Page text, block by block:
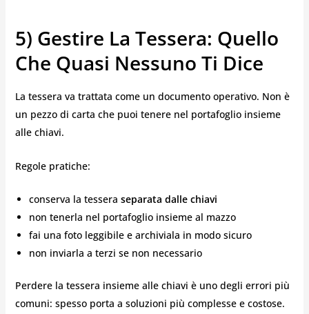
5) Gestire La Tessera: Quello
Che Quasi Nessuno Ti Dice
La tessera va trattata come un documento operativo. Non è
un pezzo di carta che puoi tenere nel portafoglio insieme
alle chiavi.
Regole pratiche:
conserva la tessera separata dalle chiavi
non tenerla nel portafoglio insieme al mazzo
fai una foto leggibile e archiviala in modo sicuro
non inviarla a terzi se non necessario
Perdere la tessera insieme alle chiavi è uno degli errori più
comuni: spesso porta a soluzioni più complesse e costose.